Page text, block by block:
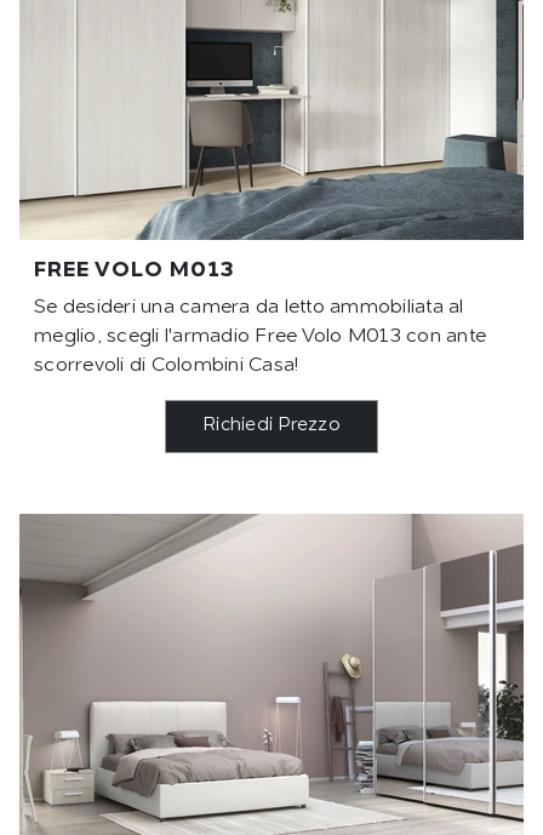
FREE VOLO M013
Se desideri una camera da letto ammobiliata al
meglio, scegli l'armadio Free Volo M013 con ante
scorrevoli di Colombini Casa!
Richiedi Prezzo